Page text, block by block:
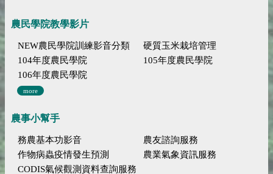
農民學院教學影片
NEW農民學院訓練影音分類
硬質玉米栽培管理
104年度農民學院
105年度農民學院
106年度農民學院
more
農事小幫手
務農基本功影音
農友諮詢服務
作物病蟲疫情發生預測
農業氣象資訊服務
CODIS氣候觀測資料查詢服務